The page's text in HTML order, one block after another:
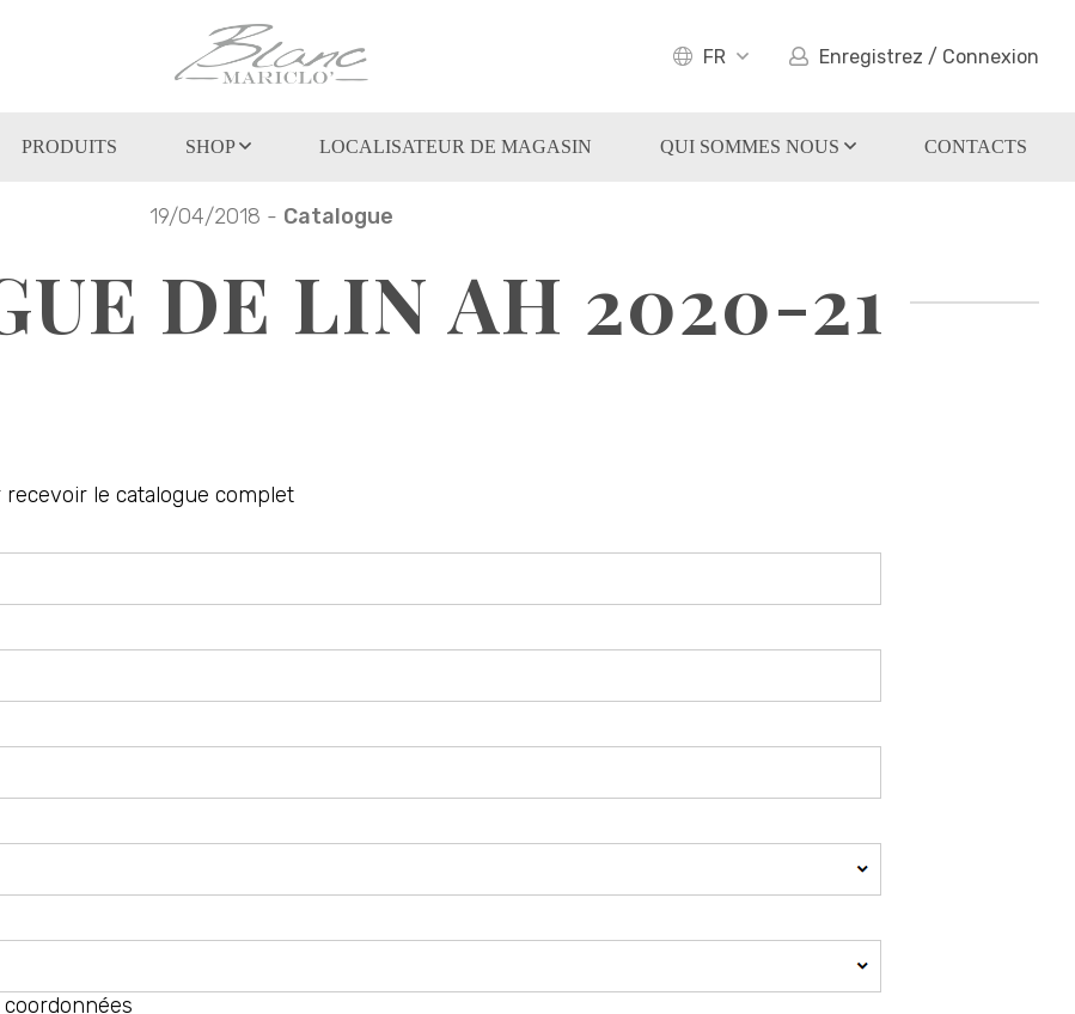
FR Enregistrez / Connexion
PRODUITS SHOP LOCALISATEUR DE MAGASIN QUI SOMMES NOUS CONTACTS
19/04/2018 - Catalogue
DE LIN AH 2020-21
le catalogue complet